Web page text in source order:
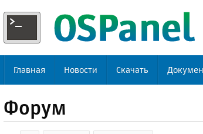
Главная Новости Скачать
Форум